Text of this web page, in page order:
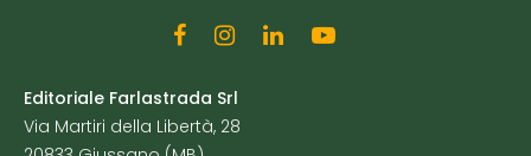
Editoriale Farlastrada Srl
Via Martiri della Libertà, 28